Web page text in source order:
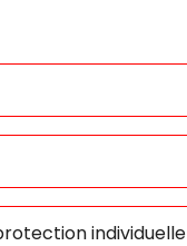
individuelle